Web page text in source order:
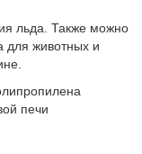
льда. Также можно
для животных и
печи